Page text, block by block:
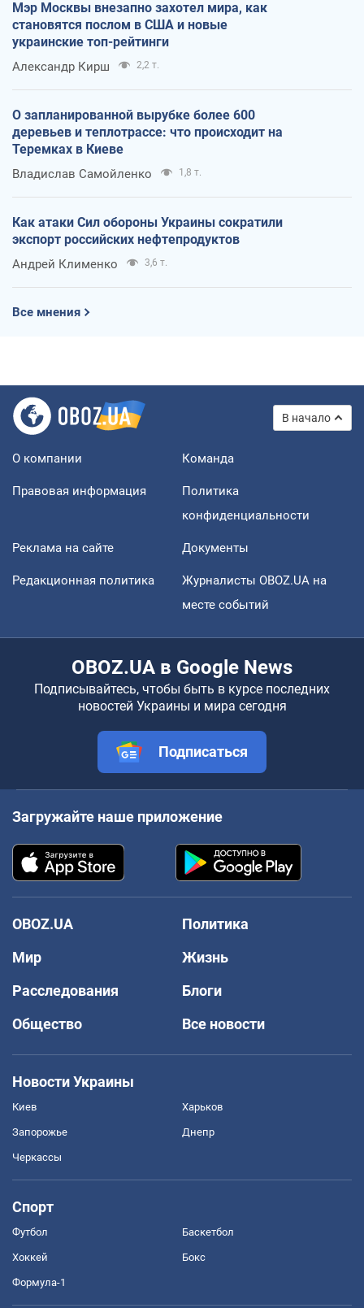
Мэр Москвы внезапно захотел мира, как
становятся послом в США и новые
украинские топ-рейтинги
Александр Кирш 2,2 т.
О запланированной вырубке более 600
деревьев и теплотрассе: что происходит на
Теремках в Киеве
Владислав Самойленко 1,8 т.
Как атаки Сил обороны Украины сократили
экспорт российских нефтепродуктов
Андрей Клименко 3,6 т.
Все мнения
В начало
О компании Команда
Правовая информация
Политика
конфиденциальности
Реклама на сайте Документы
Редакционная политика
Журналисты OBOZ.UA на
месте событий
OBOZ.UA в Google News
Подписывайтесь, чтобы быть в курсе последних
новостей Украины и мира сегодня
Подписаться
Загружайте наше приложение
OBOZ.UA
Политика
Мир
Жизнь
Расследования
Блоги
Общество
Все новости
Новости Украины
Киев Харьков
Запорожье Днепр
Черкассы
Спорт
Футбол Баскетбол
Хоккей Бокс
Формула-1